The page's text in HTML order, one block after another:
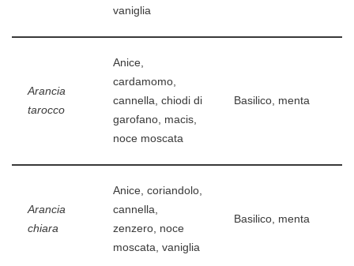
vaniglia
Arancia
tarocco
Anice,
cardamomo,
cannella, chiodi di
garofano, macis,
noce moscata
Basilico, menta
Arancia
chiara
Anice, coriandolo,
cannella,
zenzero, noce
moscata, vaniglia
Basilico, menta